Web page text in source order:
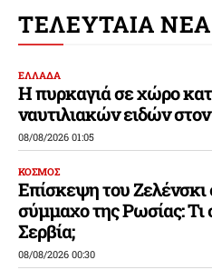
ΤΕΛΕΥΤΑΙΑ ΝΕΑ
ΕΛΛΑΔΑ
Η πυρκαγιά σε χώρο
ναυτιλιακών ειδών
08/08/2026 01:05
ΚΟΣΜΟΣ
Επίσκεψη του
σύμμαχο της Ρωσίας: Τι
Σερβία;
08/08/2026 00:30